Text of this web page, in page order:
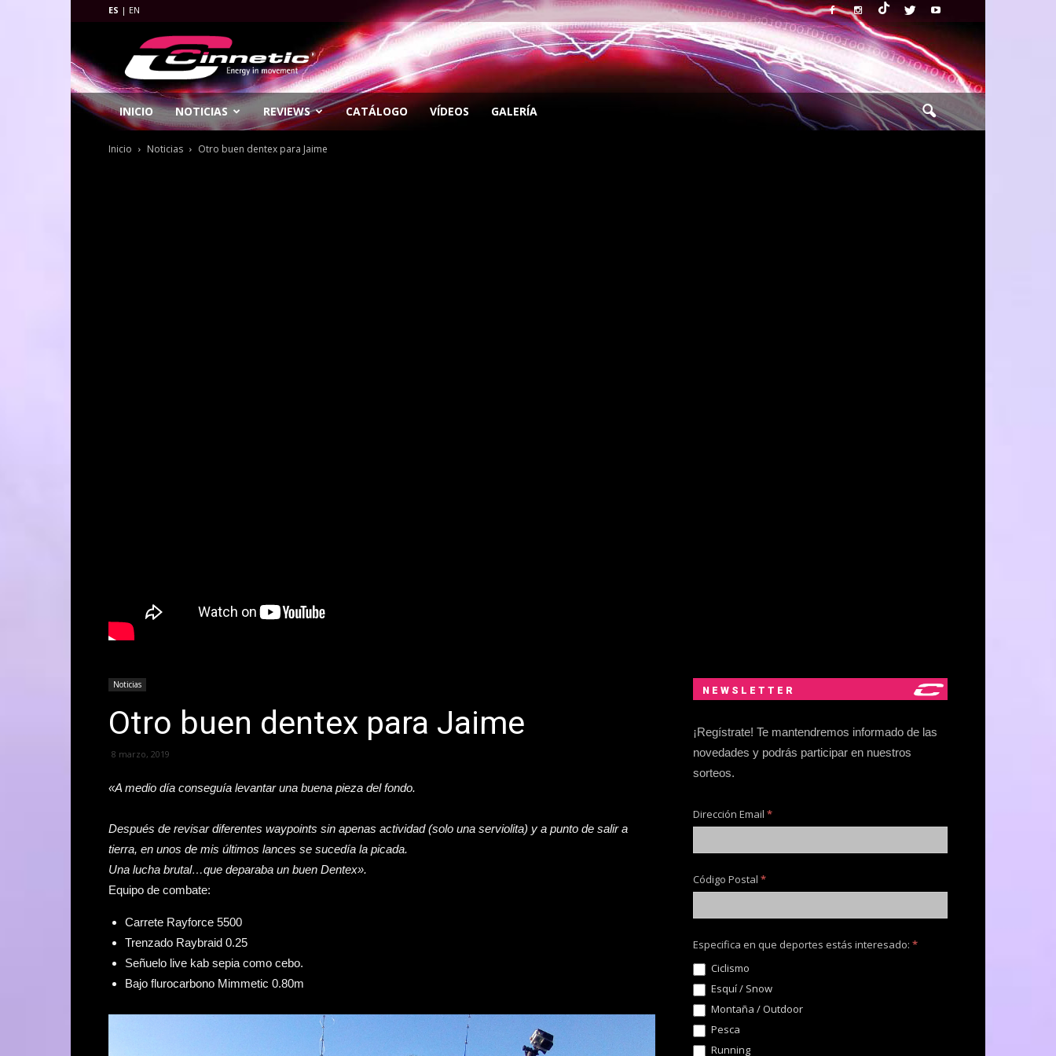
ES | EN
Fishing
INICIO NOTICIAS REVIEWS CATÁLOGO VÍDEOS GALERÍA
Inicio Noticias Otro buen dentex para Jaime
Noticias
Otro buen dentex para Jaime
8 marzo, 2019
«A medio día conseguía levantar una buena pieza del fondo.
Después de revisar diferentes waypoints sin apenas actividad (solo una serviolita) y a punto de salir a
tierra, en unos de mis últimos lances se sucedía la picada.
Una lucha brutal…que deparaba un buen Dentex».
Equipo de combate:
Carrete Rayforce 5500
Trenzado Raybraid 0.25
Señuelo live kab sepia como cebo.
Bajo flurocarbono Mimmetic 0.80m
NEWSLETTER
¡Regístrate! Te mantendremos informado de las
novedades y podrás participar en nuestros
sorteos.
Dirección Email *
Código Postal *
Especifica en que deportes estás interesado: *
Ciclismo
Esquí / Snow
Montaña / Outdoor
Pesca
Running